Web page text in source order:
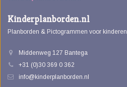
Kinderplanborden.nl
Planborden & Pictogrammen voor kinderen
Middenweg 127 Bantega
+31 (0)30 369 0 362
info@kinderplanborden.nl